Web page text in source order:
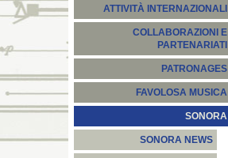
ATTIVITÀ INTERNAZIONALI
COLLABORAZIONI E
PARTENARIATI
PATRONAGES
FAVOLOSA MUSICA
SONORA
SONORA NEWS